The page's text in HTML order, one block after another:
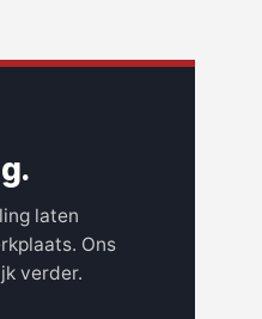
laten
Ons
verder.